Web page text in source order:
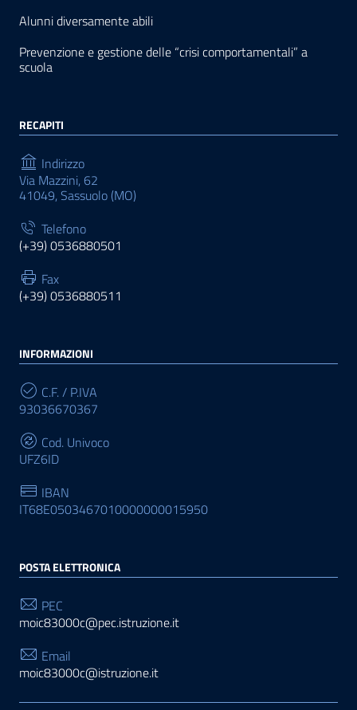
Alunni diversamente abili
Prevenzione e gestione delle “crisi comportamentali” a
scuola
RECAPITI
Indirizzo
Via Mazzini, 62
41049, Sassuolo (MO)
Telefono
(+39) 0536880501
Fax
(+39) 0536880511
INFORMAZIONI
C.F. / P.IVA
93036670367
Cod. Univoco
UFZ6ID
IBAN
IT68E0503467010000000015950
POSTA ELETTRONICA
PEC
moic83000c@pec.istruzione.it
Email
moic83000c@istruzione.it